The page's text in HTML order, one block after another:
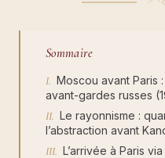
Sommaire
Moscou avant Paris
avant-gardes russes
Le rayonnisme :
l’abstraction avant
L’arrivée à Paris